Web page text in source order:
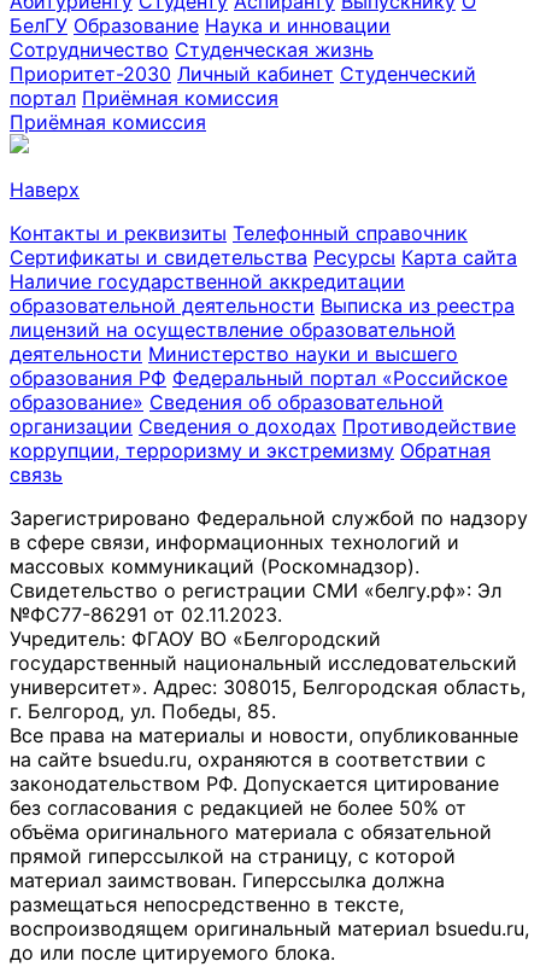
БелГУ Образование Наука и инновации
Сотрудничество Студенческая жизнь
Приоритет-2030 Личный кабинет Студенческий
портал Приёмная комиссия
Приёмная комиссия
Наверх
Контакты и реквизиты Телефонный справочник
Сертификаты и свидетельства Ресурсы Карта сайта
Наличие государственной аккредитации
образовательной деятельности Выписка из реестра
лицензий на осуществление образовательной
деятельности Министерствo науки и высшего
образования РФ Федеральный портал «Российское
образование» Сведения об образовательной
организации Сведения о доходах Противодействие
коррупции, терроризму и экстремизму Обратная
связь
Зарегистрировано Федеральной службой по надзору
в сфере связи, информационных технологий и
массовых коммуникаций (Роскомнадзор).
Свидетельство о регистрации СМИ «белгу.рф»: Эл
№ФС77-86291 от 02.11.2023.
Учредитель: ФГАОУ ВО «Белгородский
государственный национальный исследовательский
университет». Адрес: 308015, Белгородская область,
г. Белгород, ул. Победы, 85.
Все права на материалы и новости, опубликованные
на сайте bsuedu.ru, охраняются в соответствии с
законодательством РФ. Допускается цитирование
без согласования с редакцией не более 50% от
объёма оригинального материала с обязательной
прямой гиперссылкой на страницу, с которой
материал заимствован. Гиперссылка должна
размещаться непосредственно в тексте,
воспроизводящем оригинальный материал bsuedu.ru,
до или после цитируемого блока.